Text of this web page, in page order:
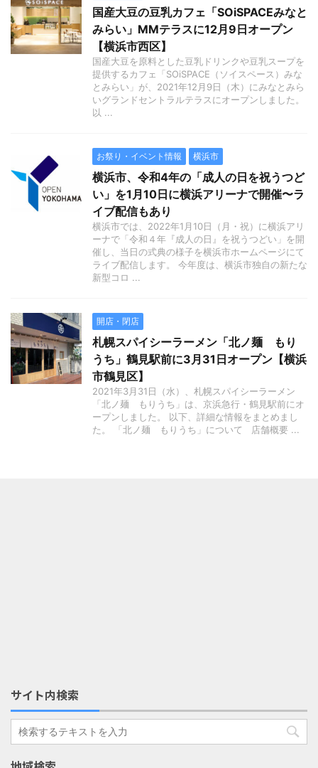
国産大豆の豆乳カフェ「SOiSPACEみなと
みらい」MMテラスに12月9日オープン
【横浜市西区】
国産大豆を原料とした豆乳ドリンクや豆乳スープを
提供するカフェ「SOiSPACE（ソイスペース）みな
とみらい」が、2021年12月9日（木）にみなとみら
いグランドセントラルテラスにオープンしました。
以 ...
お祭り・イベント情報 横浜市
横浜市、令和4年の「成人の日を祝うつど
い」を1月10日に横浜アリーナで開催〜ラ
イブ配信もあり
横浜市では、2022年1月10日（月・祝）に横浜アリ
ーナで「令和４年『成人の日』を祝うつどい」を開
催し、当日の式典の様子を横浜市ホームページにて
ライブ配信します。 今年度は、横浜市独自の新たな
新型コロ ...
開店・閉店
札幌スパイシーラーメン「北ノ麺 もり
うち」鶴見駅前に3月31日オープン【横浜
市鶴見区】
2021年3月31日（水）、札幌スパイシーラーメン
「北ノ麺 もりうち」は、京浜急行・鶴見駅前にオ
ープンしました。 以下、詳細な情報をまとめまし
た。 「北ノ麺 もりうち」について 店舗概要 ...
サイト内検索